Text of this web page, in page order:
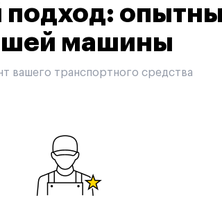
машины
вашего транспортного средства